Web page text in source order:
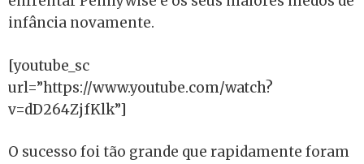
infância novamente.
[youtube_sc
url=”https://www.youtube.com/watch?
v=dD264ZjfKlk”]
O sucesso foi tão grande que rapidamente foram